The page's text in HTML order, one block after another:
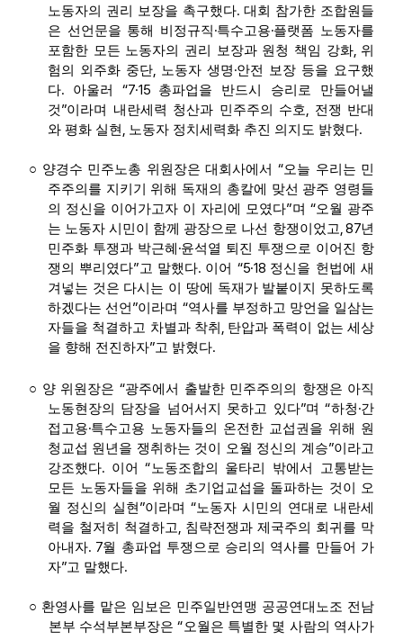
노동자의 권리 보장을 촉구했다. 대회 참가한 조합원들
은 선언문을 통해 비정규직·특수고용·플랫폼 노동자를
포함한 모든 노동자의 권리 보장과 원청 책임 강화, 위
험의 외주화 중단, 노동자 생명·안전 보장 등을 요구했
다. 아울러 “7·15
총파업을 반드시 승리로 만들어낼
것”이라며 내란세력 청산과 민주주의 수호, 전쟁 반대
와 평화 실현 , 노동자 정치세력화 추진 의지도 밝혔다.
○ 양경수 민주노총 위원장은 대회사에서 “오늘 우리는 민
주주의를 지키기 위해 독재의 총칼에 맞선 광주 영령들
의 정신을 이어가고자 이 자리에 모였다”며 “오월 광주
는 노동자 시민이 함께 광장으로 나선 항쟁이었고, 87년
민주화 투쟁과 박근혜 ·윤석열 퇴진 투쟁으로 이어진 항
쟁의 뿌리였다”고 말했다. 이어 “5·18 정신을 헌법에 새
겨넣는 것은 다시는 이 땅에 독재가 발붙이지 못하도록
하겠다는 선언 ”이라며 “역사를 부정하고 망언을 일삼는
자들을 척결하고 차별과 착취 , 탄압과 폭력이 없는 세상
을 향해 전진하자”고 밝혔다.
○ 양 위원장은 “광주에서 출발한 민주주의의 항쟁은 아직
노동현장의 담장을 넘어서지 못하고 있다”며“하청·간
접고용·특수고용 노동자들의 온전한 교섭권을 위해 원
청교섭 원년을 쟁취하는 것이 오월 정신의 계승”이라고
강조했다. 이어“노동조합의 울타리 밖에서 고통받는
모든 노동자들을 위해 초기업교섭을 돌파하는 것이 오
월 정신의 실현 ”이라며“노동자 시민의 연대로 내란세
력을 철저히 척결하고, 침략전쟁과 제국주의 회귀를 막
아내자. 7월 총파업 투쟁으로 승리의 역사를 만들어 가
자”고 말했다.
○ 환영사를 맡은 임보은 민주일반연맹 공공연대노조 전남
본부 수석부본부장은“오월은 특별한 몇 사람의 역사가